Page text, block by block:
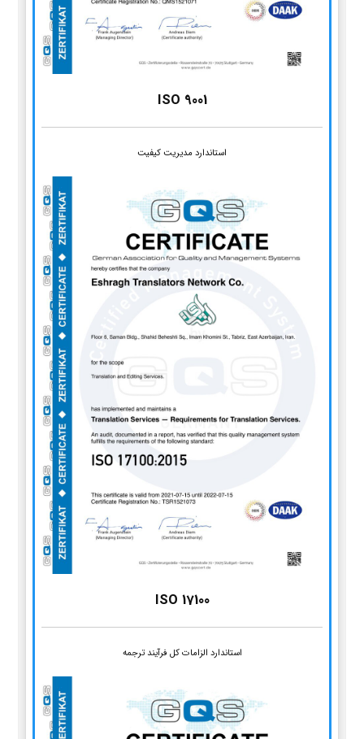
ISO 9001
استاندارد مدیریت کیفیت
ISO 17100
استاندارد الزامات کل فرآیند ترجمه